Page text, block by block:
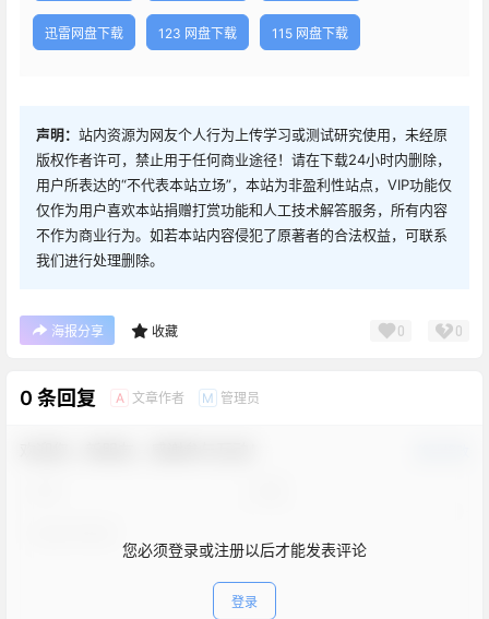
迅雷网盘下载 123 网盘下载 115 网盘下载
声明： 站内资源为网友个人行为上传学习或测试研究使用，未经原
版权作者许可，禁止用于任何商业途径！请在下载24小时内删除，
用户所表达的“不代表本站立场”，本站为非盈利性站点，VIP功能仅
仅作为用户喜欢本站捐赠打赏功能和人工技术解答服务，所有内容
不作为商业行为。如若本站内容侵犯了原著者的合法权益，可联系
我们进行处理删除。
海报分享 收藏 0 0
0 条回复 A 文章作者 M 管理员
您必须登录或注册以后才能发表评论
登录